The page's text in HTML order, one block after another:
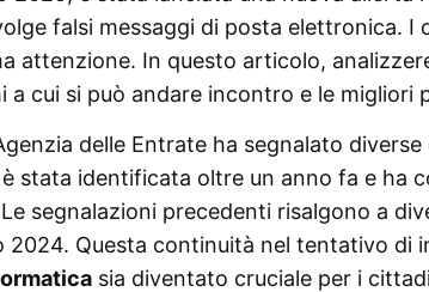
falsi messaggi di posta elettronica.
attenzione. In questo articolo,
a cui si può andare incontro e le migliori
delle Entrate ha segnalato
stata identificata oltre un anno fa e ha
segnalazioni precedenti risalgono a
2024. Questa continuità nel tentativo di
sia diventato cruciale per i